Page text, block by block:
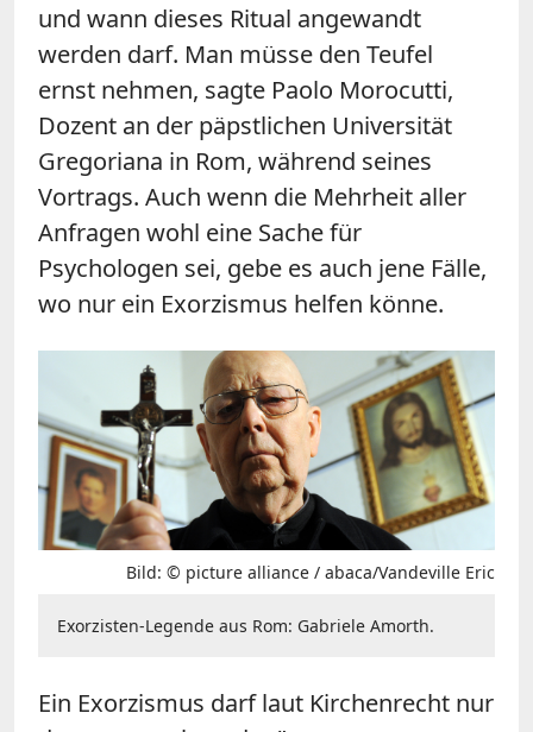
und wann dieses Ritual angewandt
werden darf. Man müsse den Teufel
ernst nehmen, sagte Paolo Morocutti,
Dozent an der päpstlichen Universität
Gregoriana in Rom, während seines
Vortrags. Auch wenn die Mehrheit aller
Anfragen wohl eine Sache für
Psychologen sei, gebe es auch jene Fälle,
wo nur ein Exorzismus helfen könne.
Bild: © picture alliance / abaca/Vandeville Eric
Exorzisten-Legende aus Rom: Gabriele Amorth.
Ein Exorzismus darf laut Kirchenrecht nur